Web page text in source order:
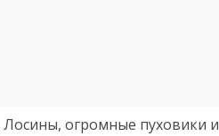
Лосины, огромные пуховики и